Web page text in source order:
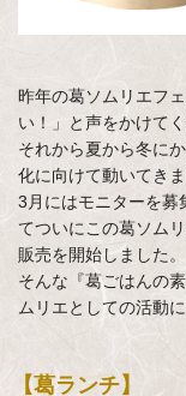
昨年の葛ソムリエフ
い！」と声をかけて
それから夏から冬に
化に向けて動いてきま
3月にはモニターを募
てついにこの葛ソム
販売を開始しました。
そんな『葛ごはんの
ムリエとしての活動
【葛ランチ】